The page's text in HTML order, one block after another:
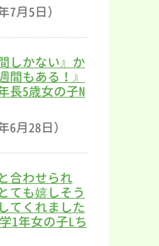
7月5日）
しかない』か
間もある！』
長5歳女の子N
6月28日）
合わせられ
ても嬉しそう
てくれました
1年女の子Lち